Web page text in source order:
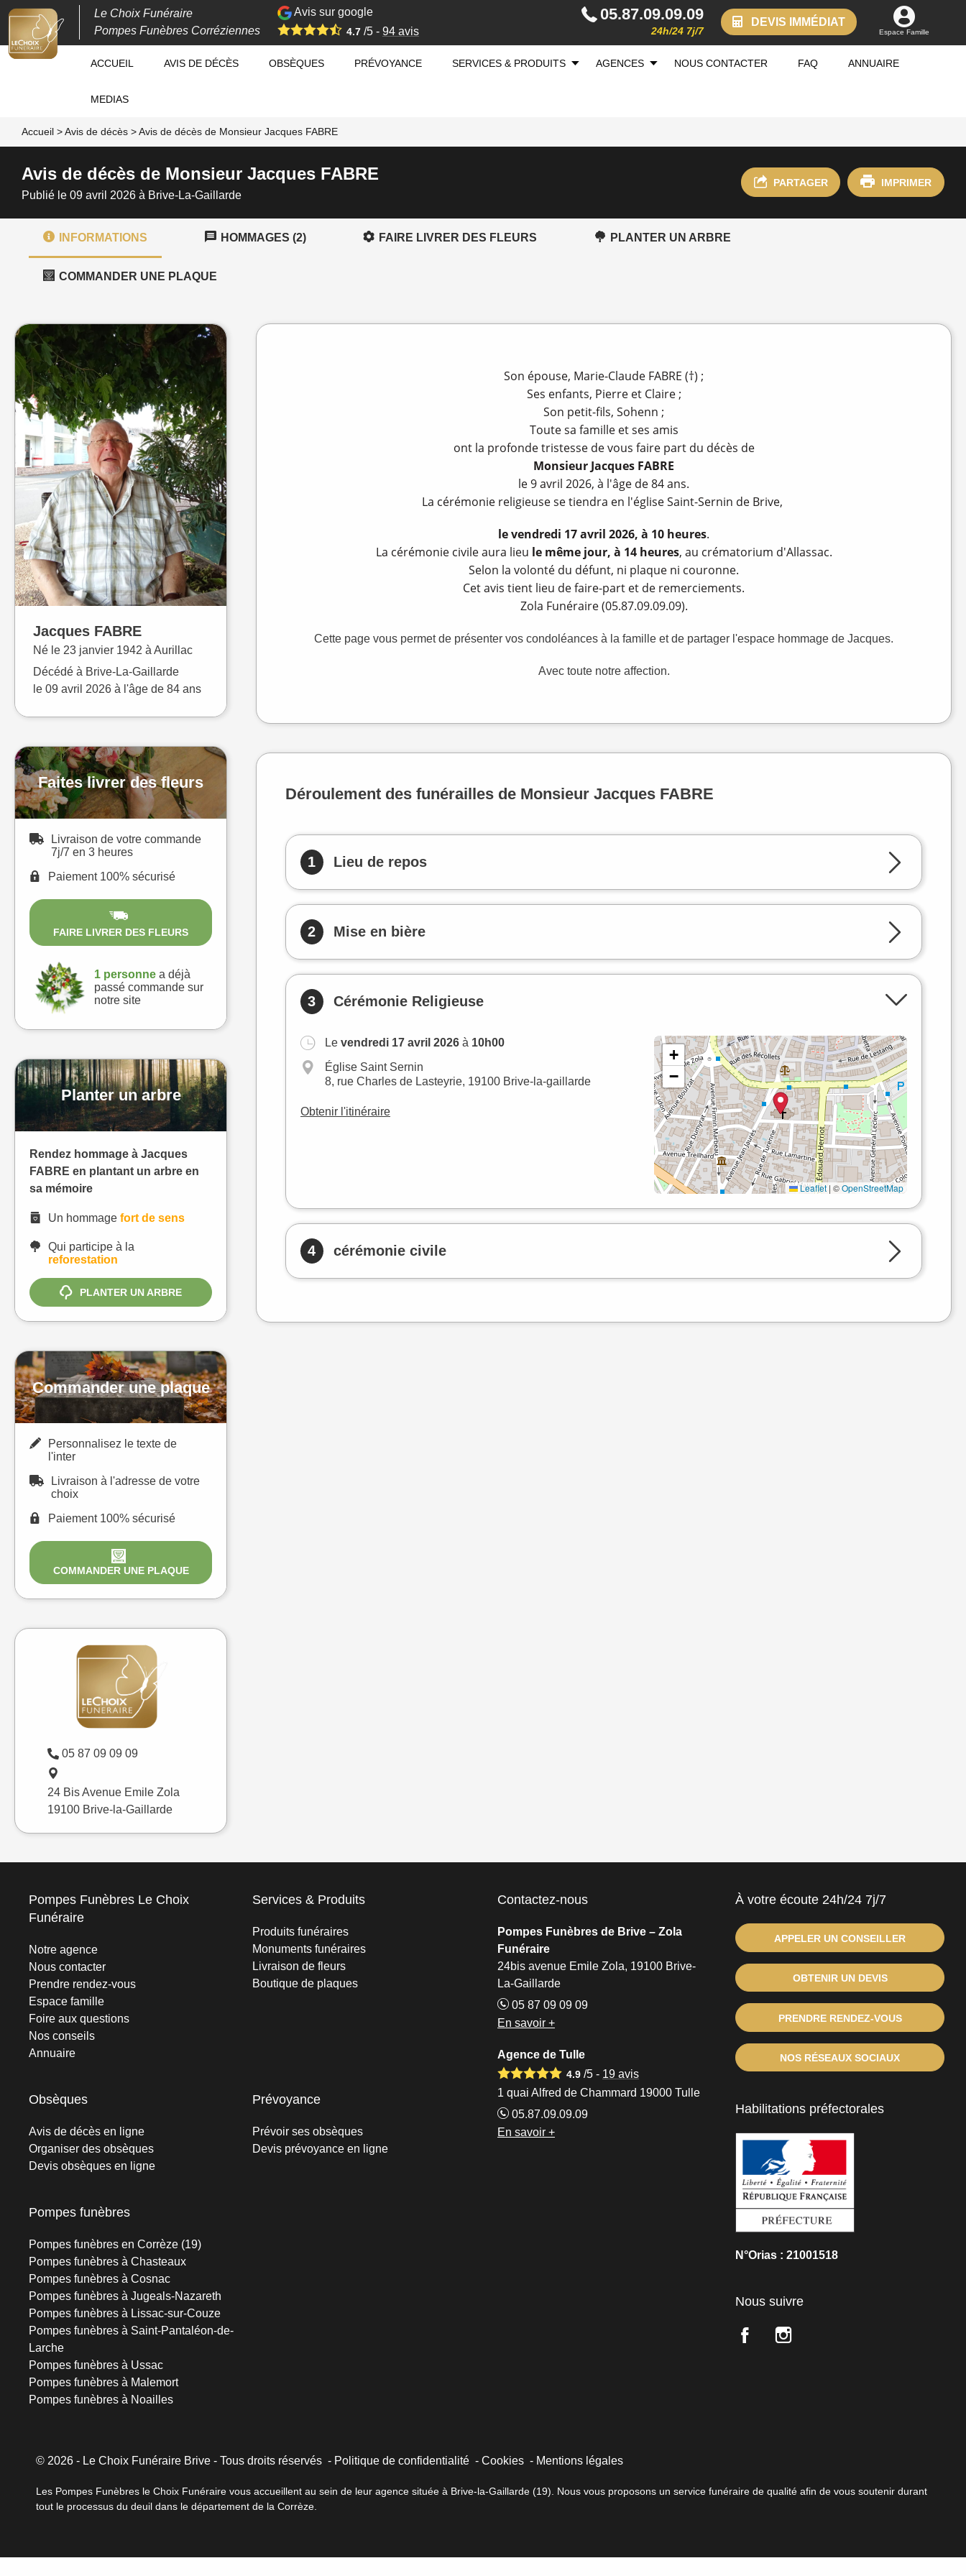
Le Choix Funéraire
Pompes Funèbres Corréziennes
Avis sur google
4.7 /5 - 94 avis
05.87.09.09.09
24h/24 7j/7
DEVIS IMMÉDIAT
Espace Famille
ACCUEIL AVIS DE DÉCÈS OBSÈQUES PRÉVOYANCE SERVICES & PRODUITS AGENCES NOUS CONTACTER FAQ ANNUAIRE
MEDIAS
Accueil >Avis de décès >Avis de décès de Monsieur Jacques FABRE
Avis de décès de Monsieur Jacques FABRE
Publié le 09 avril 2026 à Brive-La-Gaillarde
PARTAGER IMPRIMER
INFORMATIONS HOMMAGES (2) FAIRE LIVRER DES FLEURS PLANTER UN ARBRE
COMMANDER UNE PLAQUE
Jacques FABRE
Né le 23 janvier 1942 à Aurillac
Décédé à Brive-La-Gaillarde
le 09 avril 2026 à l'âge de 84 ans
Faites livrer des fleurs
Livraison de votre commande
7j/7 en 3 heures
Paiement 100% sécurisé
FAIRE LIVRER DES FLEURS
1 personnea déjà
passé commande sur
notre site
Planter un arbre
Rendez hommage à Jacques
FABRE en plantant un arbre en
sa mémoire
Un hommage fort de sens
Qui participe à la
reforestation
PLANTER UN ARBRE
Commander une plaque
Personnalisez le texte de
l'inter
Livraison à l'adresse de votre
choix
Paiement 100% sécurisé
COMMANDER UNE PLAQUE
05 87 09 09 09
24 Bis Avenue Emile Zola
19100 Brive-la-Gaillarde
Son épouse, Marie-Claude FABRE (†) ;
Ses enfants, Pierre et Claire ;
Son petit-fils, Sohenn ;
Toute sa famille et ses amis
ont la profonde tristesse de vous faire part du décès de
Monsieur Jacques FABRE
le 9 avril 2026, à l'âge de 84 ans.
La cérémonie religieuse se tiendra en l'église Saint-Sernin de Brive,
le vendredi 17 avril 2026, à 10 heures.
La cérémonie civile aura lieu le même jour, à 14 heures, au crématorium d'Allassac.
Selon la volonté du défunt, ni plaque ni couronne.
Cet avis tient lieu de faire-part et de remerciements.
Zola Funéraire (05.87.09.09.09).
Cette page vous permet de présenter vos condoléances à la famille et de partager l'espace hommage de Jacques.
Avec toute notre affection.
Déroulement des funérailles de Monsieur Jacques FABRE
1 Lieu de repos
2 Mise en bière
3 Cérémonie Religieuse
Le vendredi 17 avril 2026 à 10h00
Église Saint Sernin
8, rue Charles de Lasteyrie, 19100 Brive-la-gaillarde
Obtenir l'itinéraire
+
−
Leaflet | ©OpenStreetMap
4 cérémonie civile
Pompes Funèbres Le Choix
Funéraire
Notre agence
Nous contacter
Prendre rendez-vous
Espace famille
Foire aux questions
Nos conseils
Annuaire
Services & Produits
Produits funéraires
Monuments funéraires
Livraison de fleurs
Boutique de plaques
Obsèques
Avis de décès en ligne
Organiser des obsèques
Devis obsèques en ligne
Prévoyance
Prévoir ses obsèques
Devis prévoyance en ligne
Pompes funèbres
Pompes funèbres en Corrèze (19)
Pompes funèbres à Chasteaux
Pompes funèbres à Cosnac
Pompes funèbres à Jugeals-Nazareth
Pompes funèbres à Lissac-sur-Couze
Pompes funèbres à Saint-Pantaléon-de-
Larche
Pompes funèbres à Ussac
Pompes funèbres à Malemort
Pompes funèbres à Noailles
Contactez-nous
Pompes Funèbres de Brive – Zola
Funéraire
24bis avenue Emile Zola, 19100 Brive-
La-Gaillarde
05 87 09 09 09
En savoir +
Agence de Tulle
4.9 /5 - 19 avis
1 quai Alfred de Chammard 19000 Tulle
05.87.09.09.09
En savoir +
À votre écoute 24h/24 7j/7
APPELER UN CONSEILLER
OBTENIR UN DEVIS
PRENDRE RENDEZ-VOUS
NOS RÉSEAUX SOCIAUX
Habilitations préfectorales
N°Orias : 21001518
Nous suivre
© 2026 - Le Choix Funéraire Brive - Tous droits réservés Politique de confidentialité Cookies Mentions légales
Les Pompes Funèbres le Choix Funéraire vous accueillent au sein de leur agence située à Brive-la-Gaillarde (19). Nous vous proposons un service funéraire de qualité afin de vous soutenir durant
tout le processus du deuil dans le département de la Corrèze.